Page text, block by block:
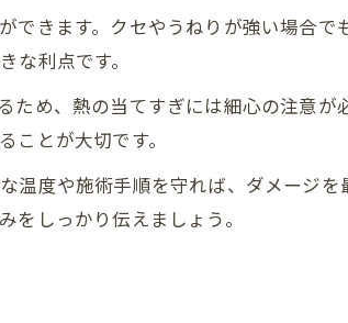
できます。クセやうねりが強い場合で
利点です。
ため、熱の当てすぎには細心の注意が
とが大切です。
温度や施術手順を守れば、ダメージを
しっかり伝えましょう。